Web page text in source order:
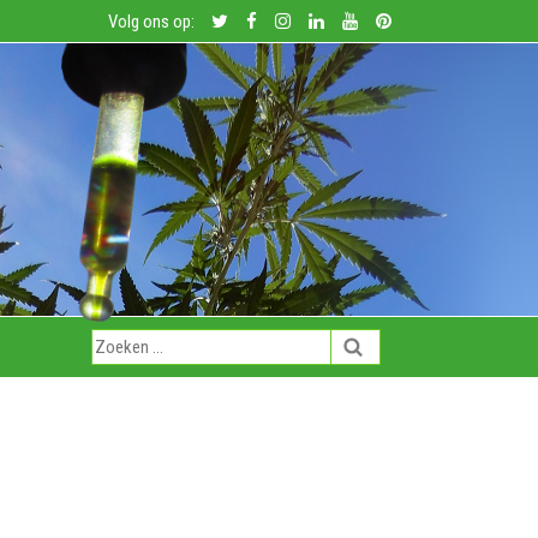
Volg ons op: